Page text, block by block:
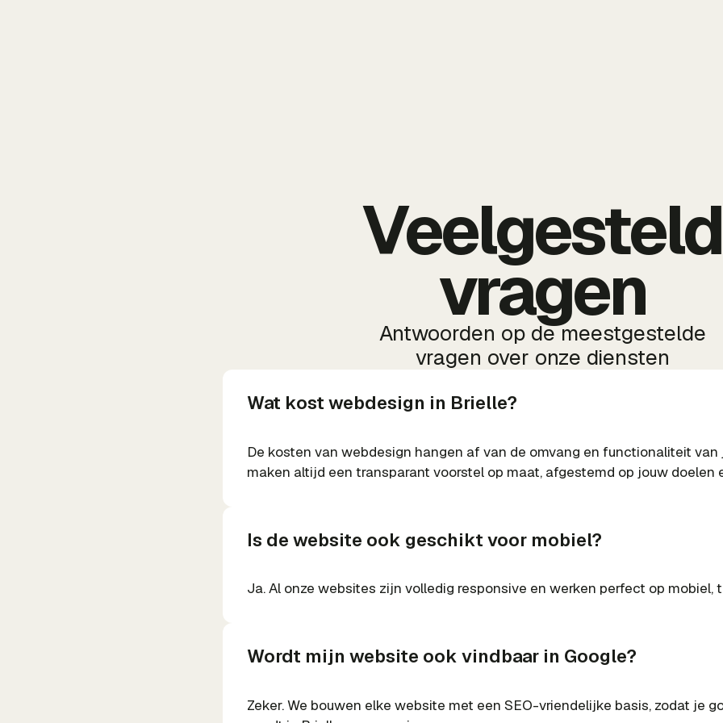
vragen
Antwoorden op de meestgestelde
vragen over onze diensten
Wat kost webdesign in Brielle?
De kosten van webdesign hangen af van de omvang en functionaliteit van
maken altijd een transparant voorstel op maat, afgestemd op jouw doelen
Is de website ook geschikt voor mobiel?
Ja. Al onze websites zijn volledig responsive en werken perfect op mobiel,
Wordt mijn website ook vindbaar in Google?
Zeker. We bouwen elke website met een SEO-vriendelijke basis, zodat je